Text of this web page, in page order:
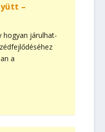
–
hogyan járul­hat­
a